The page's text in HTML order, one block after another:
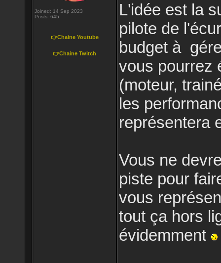
Joined: 14 Sep 2023
Posts: 645
👉Chaine Youtube
👉Chaine Twitch
L'idée est la
pilote de
budget à
vous pourrez
(moteur,
les
représentera
Vous ne
piste pour
vous
tout ça hors
évidemment